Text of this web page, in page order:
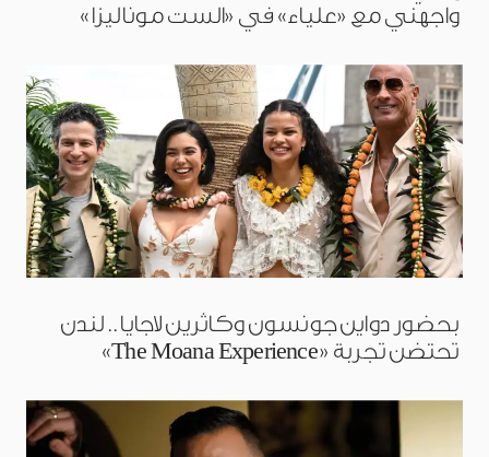
واجهني مع «علياء» في «الست موناليزا»
بحضور دواين جونسون وكاثرين لاجايا.. لندن
تحتضن تجربة «The Moana Experience»